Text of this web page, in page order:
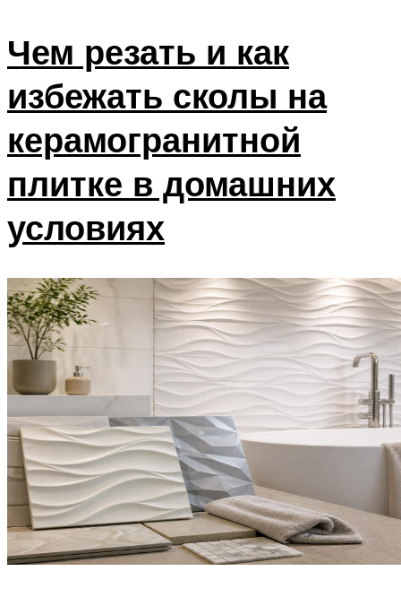
Чем резать и как
избежать сколы на
керамогранитной
плитке в домашних
условиях